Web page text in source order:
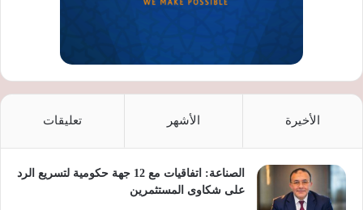
الأخيرة الأشهر تعليقات
الصناعة: اتفاقيات مع 12 جهة حكومية لتسريع الرد
على شكاوى المستثمرين